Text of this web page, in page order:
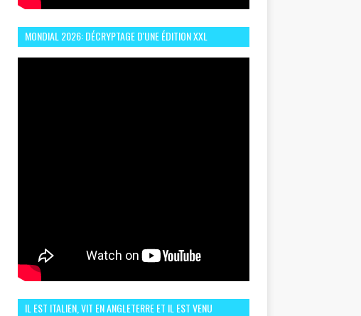
MONDIAL 2026: DÉCRYPTAGE D'UNE ÉDITION XXL
IL EST ITALIEN, VIT EN ANGLETERRE ET IL EST VENU